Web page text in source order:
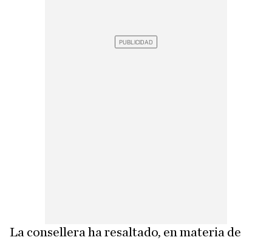
La consellera ha resaltado, en materia de